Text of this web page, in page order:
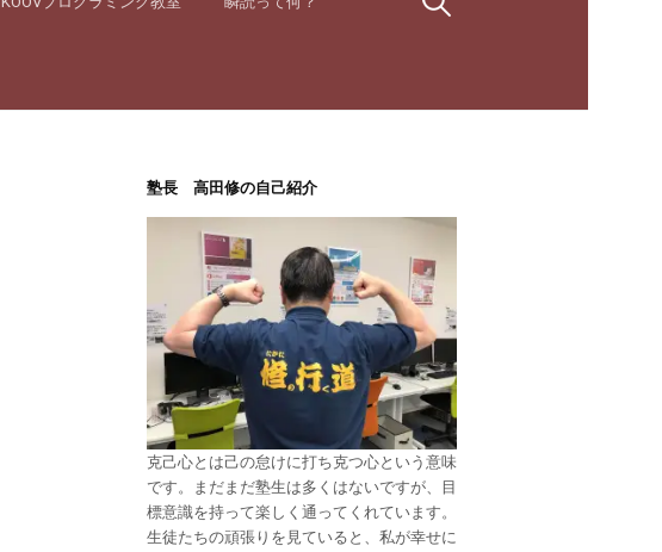
塾長 高田修の自己紹介
克己心とは己の怠けに打ち克つ心という意味
です。まだまだ塾生は多くはないですが、目
標意識を持って楽しく通ってくれています。
生徒たちの頑張りを見ていると、私が幸せに